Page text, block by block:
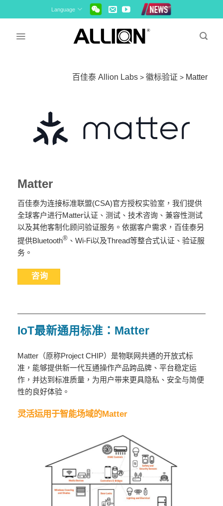
to
Language
百佳泰 Allion Labs> 徽标验证 > Matter
Matter
百佳泰为连接标准联盟(CSA)官方授权实验室，我们提供
全球客户进行Matter认证、测试、技术咨询、兼容性测试
以及其他客制化顾问验证服务。依据客户需求，百佳泰另
提供Bluetooth® 、Wi-Fi以及Thread等整合式认证、验证服
务。
咨询
IoT最新通用标准：Matter
Matter（原称Project CHIP）是物联网共通的开放式标
准，能够提供新一代互通操作产品跨品牌、平台稳定运
作，并达到标准质量，为用户带来更具隐私、安全与简便
性的良好体验。
灵活运用于智能场域的Matter